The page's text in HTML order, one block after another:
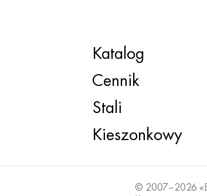
Katalog
Cennik
Stali
Kieszonkowy
© 2007–2026